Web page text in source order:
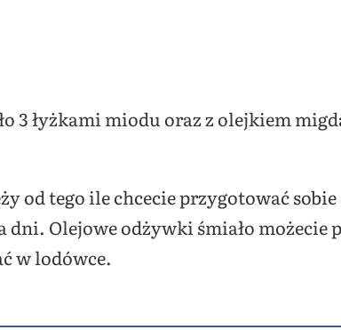
3 łyżkami miodu oraz z olejkiem
od tego ile chcecie przygotować
Olejowe odżywki śmiało możecie
w lodówce.